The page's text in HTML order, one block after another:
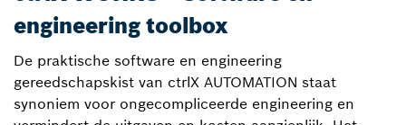
engineering toolbox
De praktische software en engineering
gereedschapskist van ctrlX AUTOMATION staat
synoniem voor ongecompliceerde engineering en